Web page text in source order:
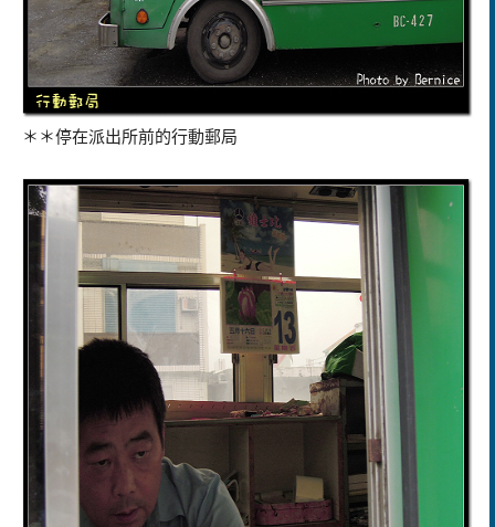
＊＊停在派出所前的行動郵局